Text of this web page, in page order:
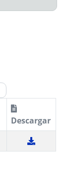
Descargar